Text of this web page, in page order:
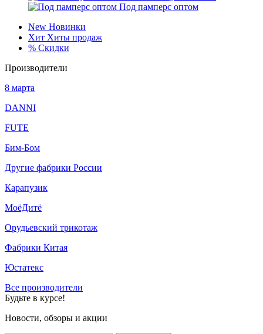
Под памперс оптом
New Новинки
Хит Хиты продаж
% Скидки
Производители
8 марта
DANNI
FUTE
Бим-Бом
Другие фабрики России
Карапузик
МоёДитё
Орудьевский трикотаж
Фабрики Китая
Юстатекс
Все производители
Будьте в курсе!
Новости, обзоры и акции